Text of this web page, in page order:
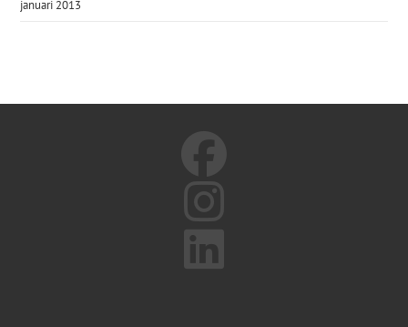
januari 2013